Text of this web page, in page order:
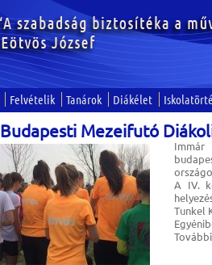
Felvételik Tanárok Diákélet
Budapesti Mezeifutó
Immár
A IV.
Tunkel